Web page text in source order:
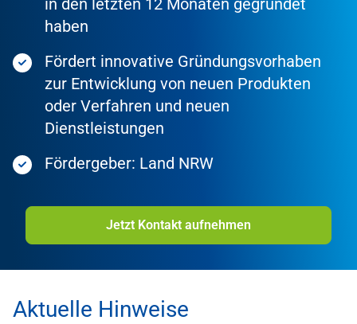
in den letzten 12 Monaten gegründet
haben
Fördert innovative Gründungsvorhaben
zur Entwicklung von neuen Produkten
oder Verfahren und neuen
Dienstleistungen
Fördergeber: Land NRW
Jetzt Kontakt aufnehmen
Aktuelle Hinweise